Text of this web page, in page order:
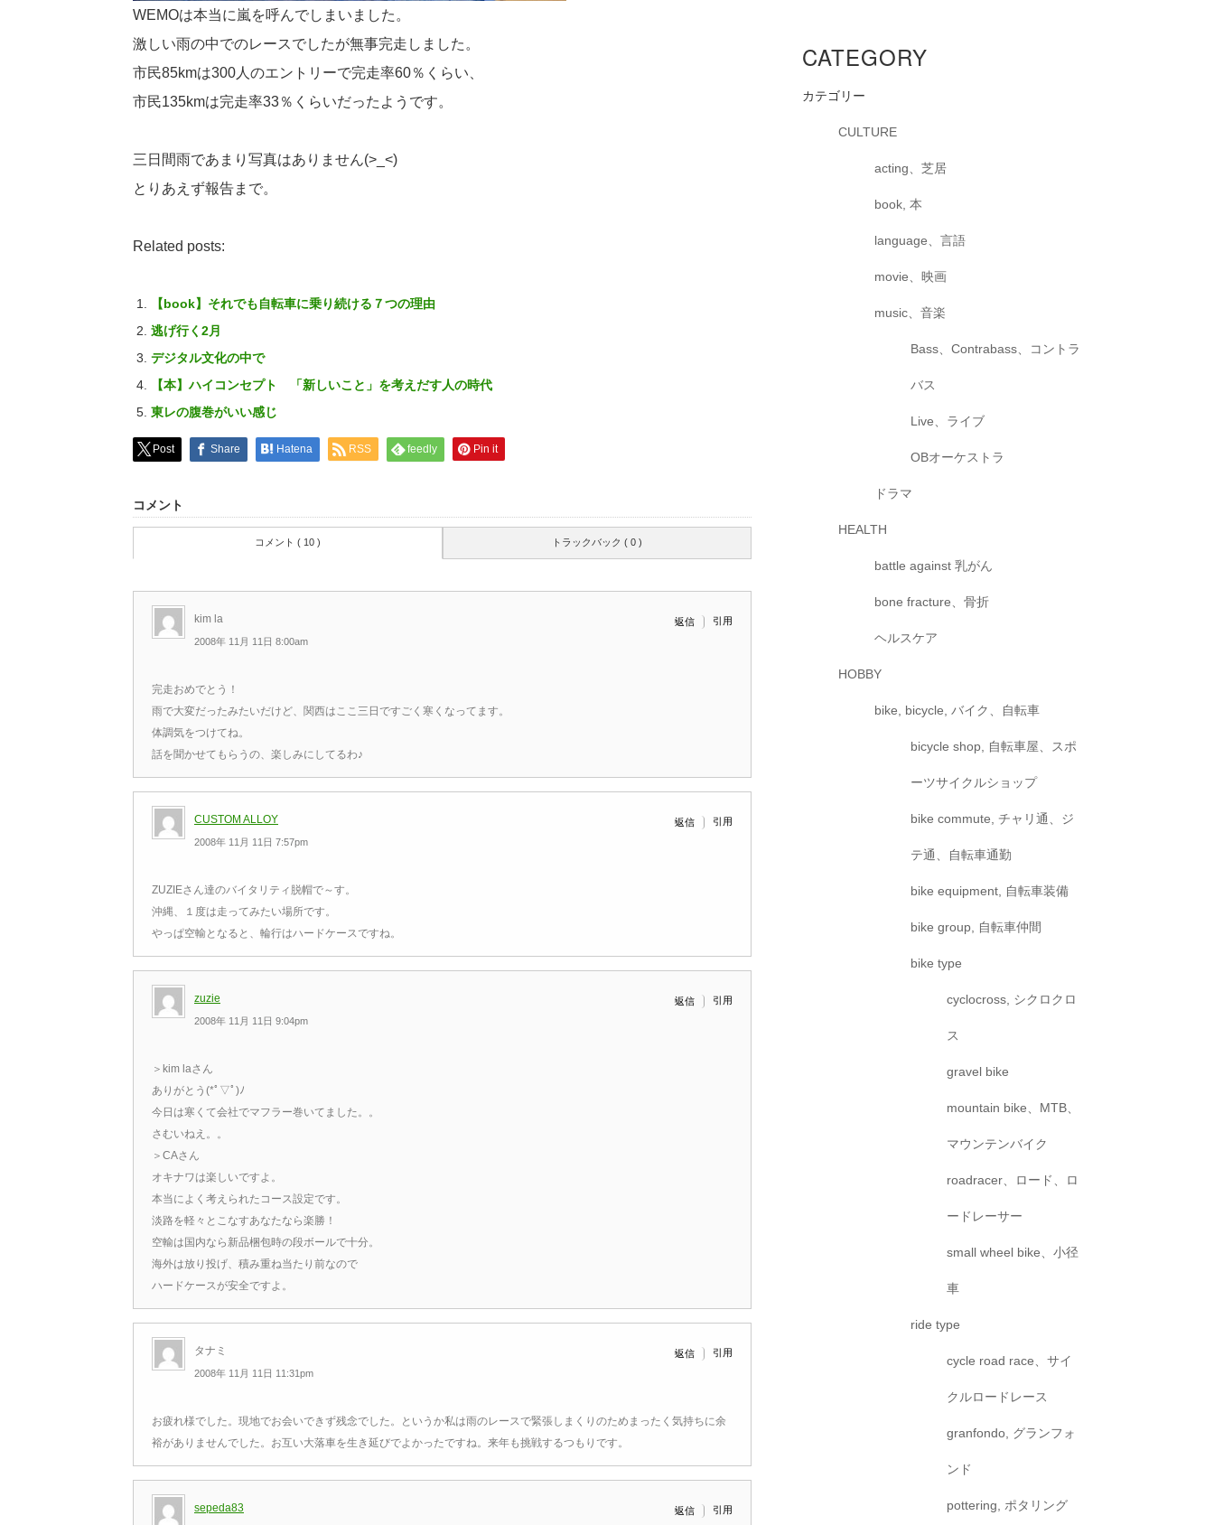
WEMOは本当に嵐を呼んでしまいました。
激しい雨の中でのレースでしたが無事完走しました。
市民85kmは300人のエントリーで完走率60％くらい、
市民135kmは完走率33％くらいだったようです。
三日間雨であまり写真はありません(>_<)
とりあえず報告まで。
Related posts:
【book】それでも自転車に乗り続ける７つの理由
逃げ行く2月
デジタル文化の中で
【本】ハイコンセプト 「新しいこと」を考えだす人の時代
東レの腹巻がいい感じ
Post Share Hatena RSS feedly Pin it
コメント
コメント ( 10 ) トラックバック ( 0 )
kim la
2008年 11月 11日 8:00am
返信 引用
完走おめでとう！
雨で大変だったみたいだけど、関西はここ三日ですごく寒くなってます。
体調気をつけてね。
話を聞かせてもらうの、楽しみにしてるわ♪
CUSTOM ALLOY
2008年 11月 11日 7:57pm
返信 引用
ZUZIEさん達のバイタリティ脱帽で～す。
沖縄、１度は走ってみたい場所です。
やっぱ空輸となると、輪行はハードケースですね。
zuzie
2008年 11月 11日 9:04pm
返信 引用
＞kim laさん
ありがとう(*ﾟ▽ﾟ)ﾉ
今日は寒くて会社でマフラー巻いてました。。
さむいねえ。。
＞CAさん
オキナワは楽しいですよ。
本当によく考えられたコース設定です。
淡路を軽々とこなすあなたなら楽勝！
空輸は国内なら新品梱包時の段ボールで十分。
海外は放り投げ、積み重ね当たり前なので
ハードケースが安全ですよ。
タナミ
2008年 11月 11日 11:31pm
返信 引用
お疲れ様でした。現地でお会いできず残念でした。というか私は雨のレースで緊張しまくりのためまったく気持ちに余
裕がありませんでした。お互い大落車を生き延びでよかったですね。来年も挑戦するつもりです。
sepeda83 返信 引用
CATEGORY
カテゴリー
CULTURE
acting、芝居
book, 本
language、言語
movie、映画
music、音楽
Bass、Contrabass、コントラ
バス
Live、ライブ
OBオーケストラ
ドラマ
HEALTH
battle against 乳がん
bone fracture、骨折
ヘルスケア
HOBBY
bike, bicycle, バイク、自転車
bicycle shop, 自転車屋、スポ
ーツサイクルショップ
bike commute, チャリ通、ジ
テ通、自転車通勤
bike equipment, 自転車装備
bike group, 自転車仲間
bike type
cyclocross, シクロクロ
ス
gravel bike
mountain bike、MTB、
マウンテンバイク
roadracer、ロード、ロ
ードレーサー
small wheel bike、小径
車
ride type
cycle road race、サイ
クルロードレース
granfondo, グランフォ
ンド
pottering, ポタリング